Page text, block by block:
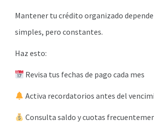
Mantener tu crédito organizado
simples, pero constantes.
Haz esto:
Revisa tus fechas de pago cada mes
Activa recordatorios antes del
Consulta saldo y cuotas